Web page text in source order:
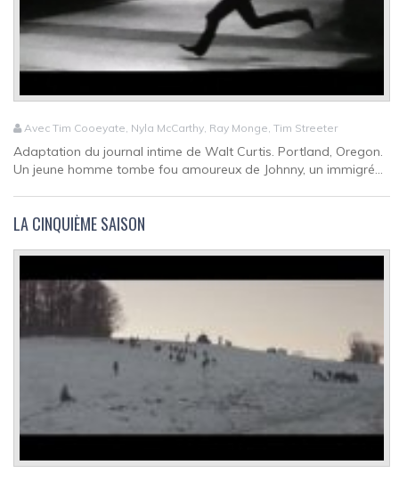
Avec Tim Cooeyate, Nyla McCarthy, Ray Monge, Tim Streeter
Adaptation du journal intime de Walt Curtis. Portland, Oregon.
Un jeune homme tombe fou amoureux de Johnny, un immigré...
LA CINQUIÈME SAISON